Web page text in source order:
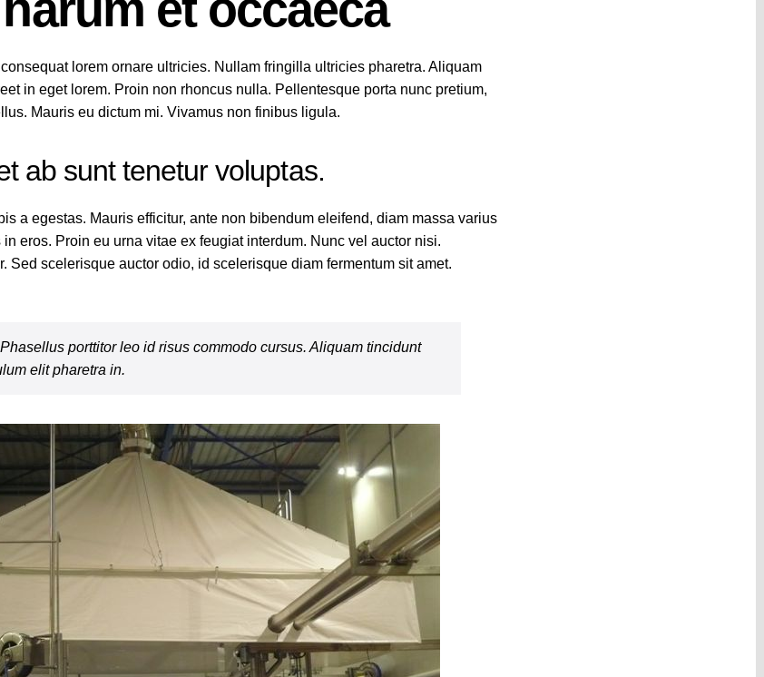
lorem ornare ultricies. Nullam fringilla ultricies pharetra. Aliquam
in eget lorem. Proin non rhoncus nulla. Pellentesque porta nunc pretium,
Mauris eu dictum mi. Vivamus non finibus ligula.
ab sunt tenetur voluptas.
a egestas. Mauris efficitur, ante non bibendum eleifend, diam massa varius
eros. Proin eu urna vitae ex feugiat interdum. Nunc vel auctor nisi.
Sed scelerisque auctor odio, id scelerisque diam fermentum sit amet.
porttitor leo id risus commodo cursus. Aliquam tincidunt
elit pharetra in.